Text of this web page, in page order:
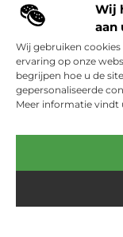
Wij
aan
Wij gebruiken
ervaring op onze
begrijpen hoe u de
gepersonaliseerde
Meer informatie vindt
Over Cloaca
Cloacadefilm.nl –
woorden en
dagelijks leven
Bericht
@2025